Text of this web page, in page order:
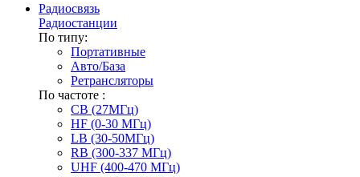
Радиосвязь
Радиостанции
По типу:
Портативные
Авто/База
Ретрансляторы
По частоте :
CB (27МГц)
HF (0-30 МГц)
LB (30-50МГц)
RB (300-337 МГц)
UHF (400-470 МГц)